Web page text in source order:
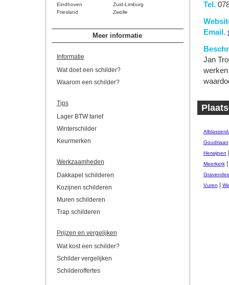
Eindhoven
Zuid-Limburg
Friesland
Zwolle
Meer informatie
Informatie
Wat doet een schilder?
Waarom een schilder?
Tips
Lager BTW tarief
Winterschilder
Keurmerken
Werkzaamheden
Dakkapel schilderen
Kozijnen schilderen
Muren schilderen
Trap schilderen
Prijzen en vergelijken
Wat kost een schilder?
Schilder vergelijken
Schilderoffertes
Tel.
Email.
Jan
Goudriaan
Herwijnen
Meerkerk|
Vuren